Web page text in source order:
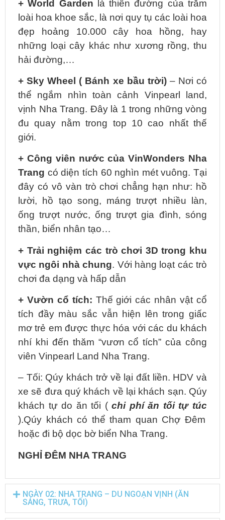
+ World Garden là thiên đường của trăm
loài hoa khoe sắc, là nơi quy tụ các loài hoa
đẹp hoảng 10.000 cây hoa hồng, hay
những loại cây khác như xương rồng, thu
hải đường,…
+ Sky Wheel ( Bánh xe bầu trời)– Nơi có
thể ngắm nhìn toàn cảnh Vinpearl land,
vịnh Nha Trang. Đây là 1 trong những vòng
đu quay nằm trong top 10 cao nhất thế
giới.
+ Công viên nước của VinWonders Nha
Trang có diện tích 60 nghìn mét vuông. Tại
đây có vô vàn trò chơi chẳng hạn như: hồ
lười, hồ tạo song, máng trượt nhiều làn,
ống trượt nước, ống trượt gia đình, sóng
thần, biển nhân tạo…
+ Trải nghiệm các trò chơi 3D trong khu
vực ngôi nhà chung. Với hàng loạt các trò
chơi đa dạng và hấp dẫn
+ Vườn cổ tích: Thế giới các nhân vật cổ
tích đầy màu sắc vẫn hiện lên trong giấc
mơ trẻ em được thực hóa với các du khách
nhí khi đến thăm “vươn cổ tích” của công
viên Vinpearl Land Nha Trang.
– Tối: Qúy khách trở về lại đất liền. HDV và
xe sẽ đưa quý khách về lại khách sạn. Qúy
khách tự do ăn tối (chi phí ăn tối tự túc
).Qúy khách có thể tham quan Chợ Đêm
hoặc đi bộ dọc bờ biển Nha Trang.
NGHỈ ĐÊM NHA TRANG
NGÀY 02: NHA TRANG – DU NGOẠN VỊNH (ĂN
SÁNG, TRƯA, TỐI)